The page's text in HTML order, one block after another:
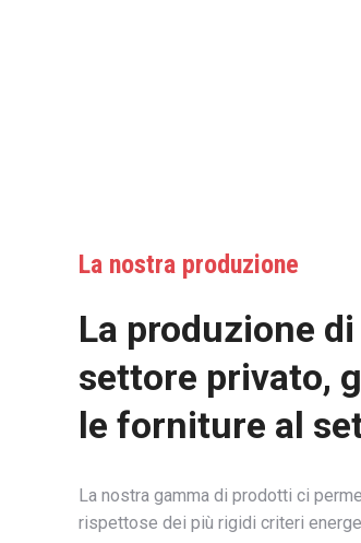
La nostra produzione
La produzione
settore privato,
le forniture al
La nostra gamma di prodotti ci
rispettose dei più rigidi criteri